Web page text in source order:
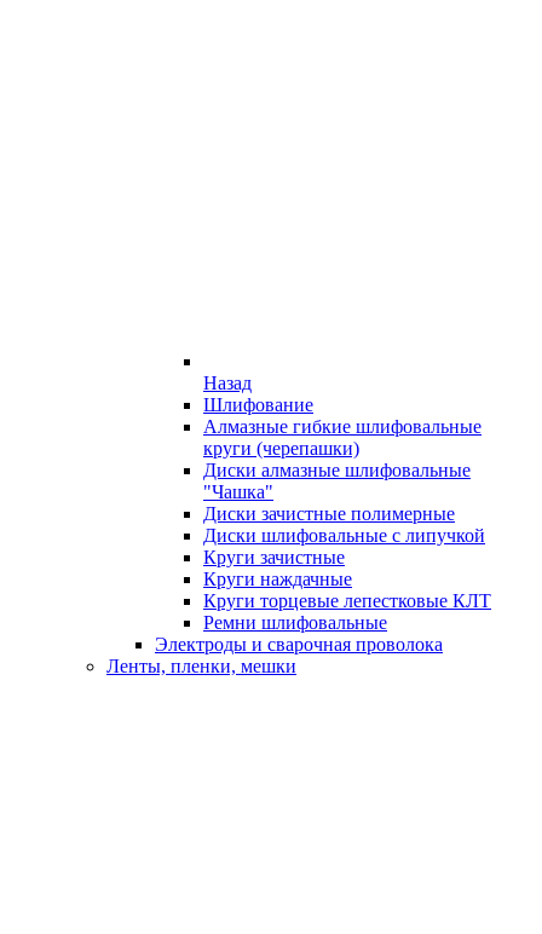
Назад
Шлифование
Алмазные гибкие шлифовальные
круги (черепашки)
Диски алмазные шлифовальные
"Чашка"
Диски зачистные полимерные
Диски шлифовальные с липучкой
Круги зачистные
Круги наждачные
Круги торцевые лепестковые КЛТ
Ремни шлифовальные
Электроды и сварочная проволока
Ленты, пленки, мешки